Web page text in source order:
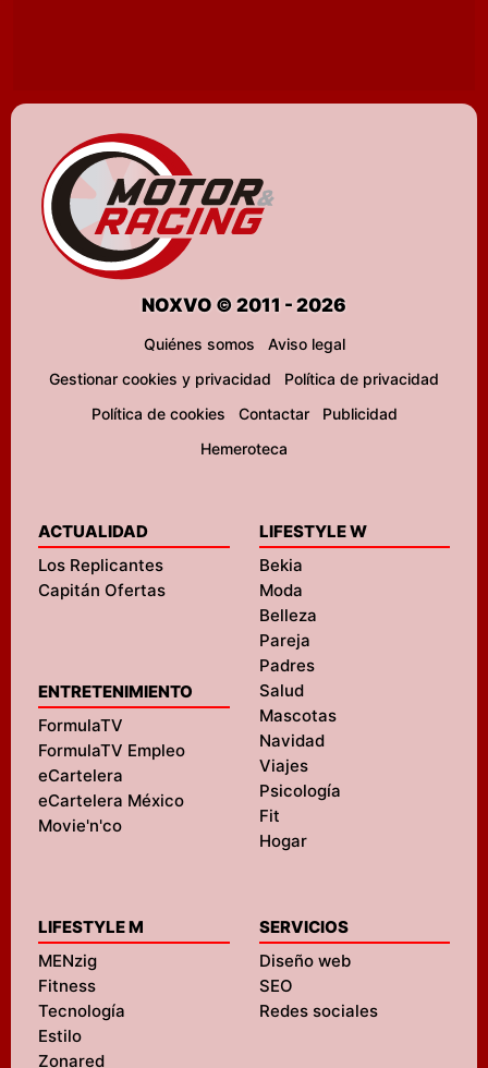
NOXVO © 2011 - 2026
Quiénes somos
Aviso legal
Gestionar cookies y privacidad
Política de privacidad
Política de cookies
Contactar
Publicidad
Hemeroteca
ACTUALIDAD
Los Replicantes
Capitán Ofertas
ENTRETENIMIENTO
FormulaTV
FormulaTV Empleo
eCartelera
eCartelera México
Movie'n'co
LIFESTYLE W
Bekia
Moda
Belleza
Pareja
Padres
Salud
Mascotas
Navidad
Viajes
Psicología
Fit
Hogar
LIFESTYLE M
MENzig
Fitness
Tecnología
Estilo
Zonared
SERVICIOS
Diseño web
SEO
Redes sociales